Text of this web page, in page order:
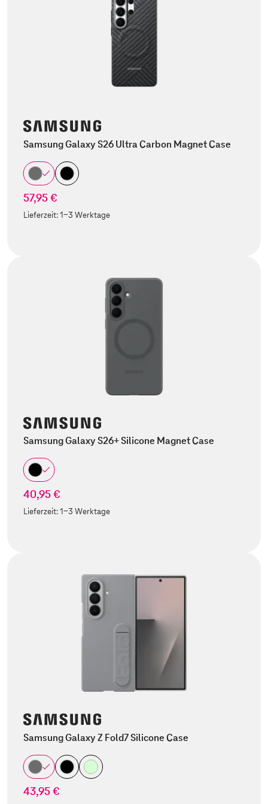
Samsung Galaxy S26 Ultra Carbon Magnet Case
57,95 €
Lieferzeit:1-3 Werktage
Samsung Galaxy S26+ Silicone Magnet Case
40,95 €
Lieferzeit:1-3 Werktage
Samsung Galaxy Z Fold7 Silicone Case
43,95 €